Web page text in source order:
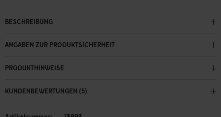
BESCHREIBUNG
ANGABEN ZUR PRODUKTSICHERHEIT
PRODUKTHINWEISE
KUNDENBEWERTUNGEN (5)